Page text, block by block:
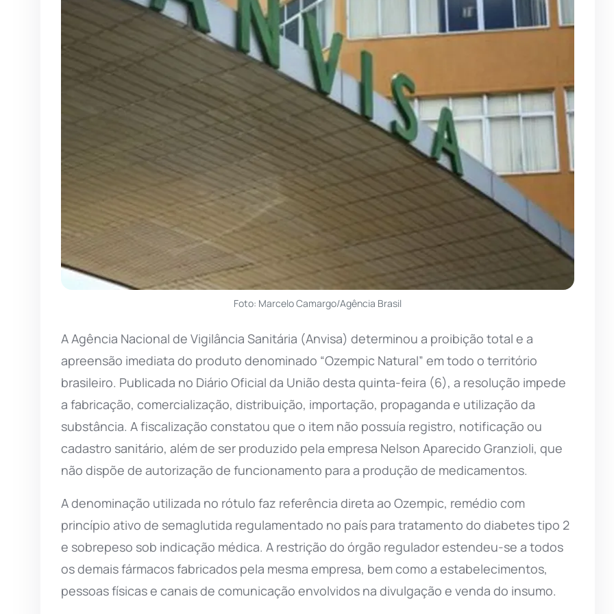
Foto: Marcelo Camargo/Agência Brasil
A Agência Nacional de Vigilância Sanitária (Anvisa) determinou a proibição total e a
apreensão imediata do produto denominado “Ozempic Natural” em todo o território
brasileiro. Publicada no Diário Oficial da União desta quinta-feira (6), a resolução impede
a fabricação, comercialização, distribuição, importação, propaganda e utilização da
substância. A fiscalização constatou que o item não possuía registro, notificação ou
cadastro sanitário, além de ser produzido pela empresa Nelson Aparecido Granzioli, que
não dispõe de autorização de funcionamento para a produção de medicamentos.
A denominação utilizada no rótulo faz referência direta ao Ozempic, remédio com
princípio ativo de semaglutida regulamentado no país para tratamento do diabetes tipo 2
e sobrepeso sob indicação médica. A restrição do órgão regulador estendeu-se a todos
os demais fármacos fabricados pela mesma empresa, bem como a estabelecimentos,
pessoas físicas e canais de comunicação envolvidos na divulgação e venda do insumo.